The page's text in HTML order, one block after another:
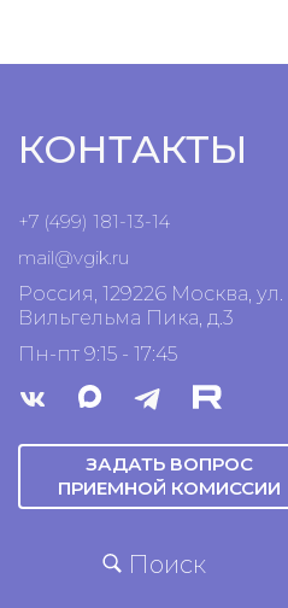
КОНТАКТЫ
+7 (499) 181-13-14
mail@vgik. ru
Россия, 129226 Москва, ул.
Вильгельма Пика, д.3
Пн-пт 9:15 - 17:45
ЗАДАТЬ ВОПРОС
ПРИЕМНОЙ КОМИССИИ
Поиск